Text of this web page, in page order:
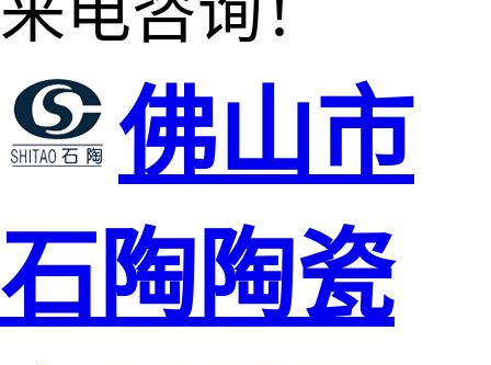
佛山市
石陶陶瓷